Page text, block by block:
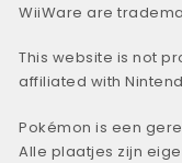
WiiWare are
This website is not
affiliated with
Pokémon is een
Alle plaatjes zijn